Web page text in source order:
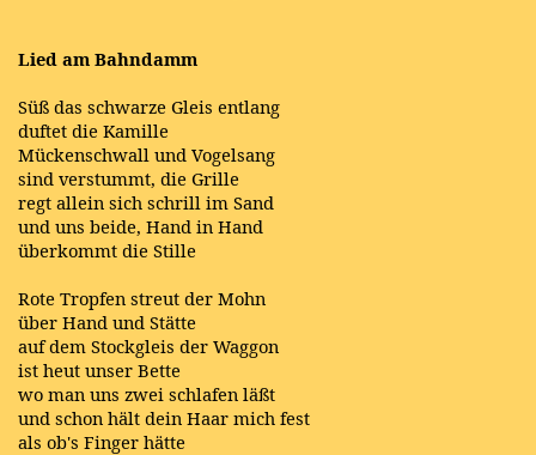
Lied am Bahndamm
Süß das schwarze Gleis entlang
duftet die Kamille
Mückenschwall und Vogelsang
sind verstummt, die Grille
regt allein sich schrill im Sand
und uns beide, Hand in Hand
überkommt die Stille
Rote Tropfen streut der Mohn
über Hand und Stätte
auf dem Stockgleis der Waggon
ist heut unser Bette
wo man uns zwei schlafen läßt
und schon hält dein Haar mich fest
als ob's Finger hätte